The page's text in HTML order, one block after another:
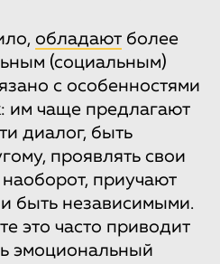
обладают более
(социальным)
с особенностями
им чаще предлагают
диалог, быть
проявлять свои
приучают
быть независимыми.
это часто приводит
эмоциональный